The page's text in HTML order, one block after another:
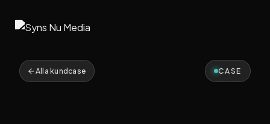
Alla kundcase CASE